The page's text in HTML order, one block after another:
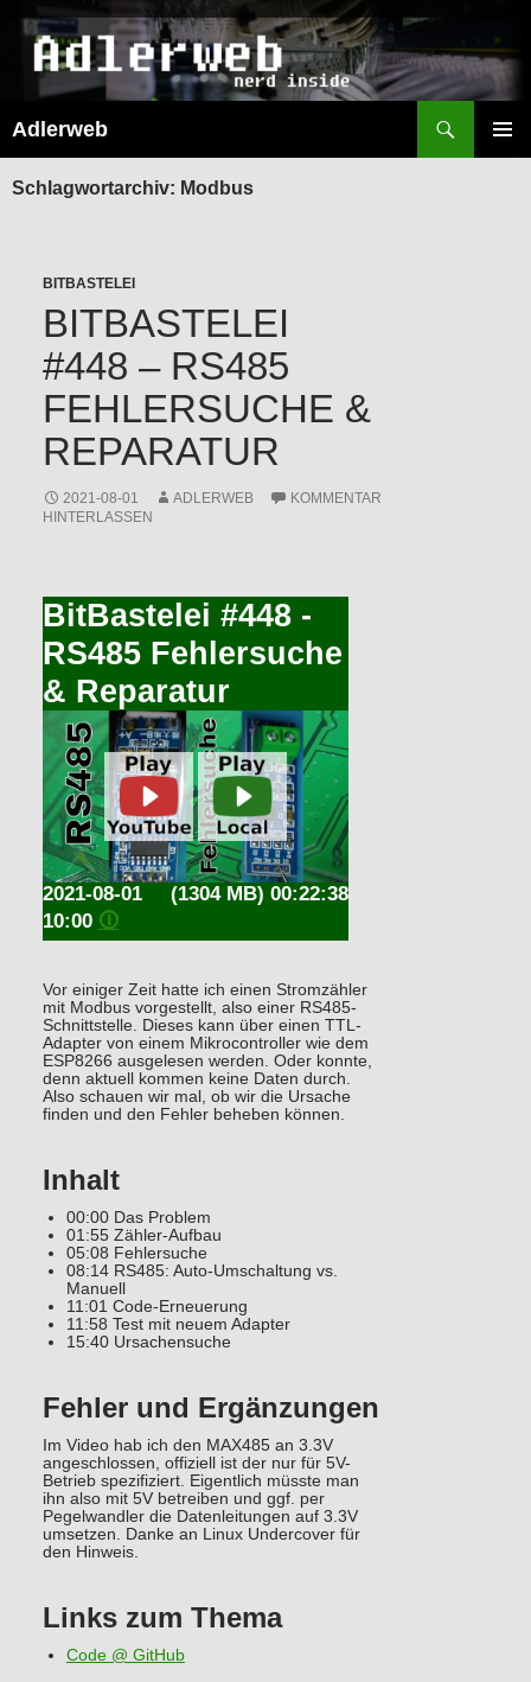
Adlerweb
SPRINGEN
Schlagwortarchiv: Modbus
BITBASTELEI
BITBASTELEI
#448 – RS485
FEHLERSUCHE &
REPARATUR
2021-08-01 ADLERWEB
KOMMENTAR
HINTERLASSEN
BitBastelei #448 -
RS485 Fehlersuche
& Reparatur
(1304 MB) 00:22:38
2021-08-01
10:00 🛈
Vor einiger Zeit hatte ich einen Stromzähler
mit Modbus vorgestellt, also einer RS485-
Schnittstelle. Dieses kann über einen TTL-
Adapter von einem Mikrocontroller wie dem
ESP8266 ausgelesen werden. Oder konnte,
denn aktuell kommen keine Daten durch.
Also schauen wir mal, ob wir die Ursache
finden und den Fehler beheben können.
Inhalt
00:00 Das Problem
01:55 Zähler-Aufbau
05:08 Fehlersuche
08:14 RS485: Auto-Umschaltung vs.
Manuell
11:01 Code-Erneuerung
11:58 Test mit neuem Adapter
15:40 Ursachensuche
Fehler und Ergänzungen
Im Video hab ich den MAX485 an 3.3V
angeschlossen, offiziell ist der nur für 5V-
Betrieb spezifiziert. Eigentlich müsste man
ihn also mit 5V betreiben und ggf. per
Pegelwandler die Datenleitungen auf 3.3V
umsetzen. Danke an Linux Undercover für
den Hinweis.
Links zum Thema
Code @ GitHub